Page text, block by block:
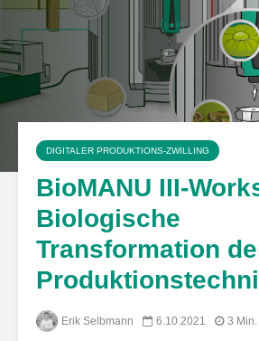
DIGITALER PRODUKTIONS-ZWILLING
BioMANU III-
Biologische
Transformation
Erik Selbmann 6.10.2021 3